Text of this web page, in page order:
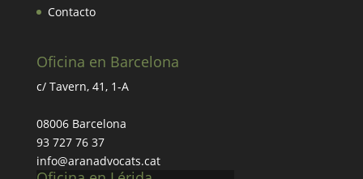
Contacto
Oficina en Barcelona
c/ Tavern, 41, 1-A
08006 Barcelona
93 727 76 37
info@aranadvocats.cat